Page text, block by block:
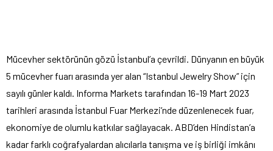
Mücevher sektörünün gözü İstanbul’a çevrildi. Dünyanın en büyük
5 mücevher fuarı arasında yer alan “Istanbul Jewelry Show” için
sayılı günler kaldı. Informa Markets tarafından 16-19 Mart 2023
tarihleri arasında İstanbul Fuar Merkezi’nde düzenlenecek fuar,
ekonomiye de olumlu katkılar sağlayacak. ABD’den Hindistan’a
kadar farklı coğrafyalardan alıcılarla tanışma ve iş birliği imkânı